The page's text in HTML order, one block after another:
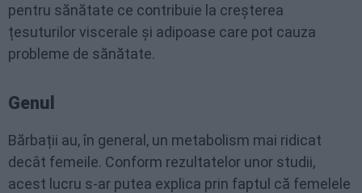
pentru sănătate ce contribuie la creșterea
țesuturilor viscerale și adipoase care pot cauza
probleme de sănătate.
Genul
Bărbații au, în general, un metabolism mai ridicat
decât femeile. Conform rezultatelor unor studii,
acest lucru s-ar putea explica prin faptul că femelele